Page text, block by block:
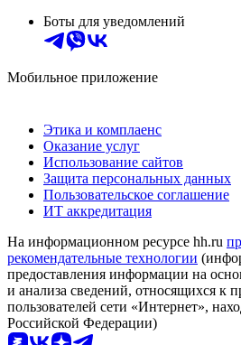
Боты для уведомлений
Мобильное приложение
Этика и комплаенс
Оказание услуг
Использование сайтов
Защита персональных данных
Пользовательское соглашение
ИТ аккредитация
На информационном ресурсе hh.ru
рекомендательные технологии
предоставления информации на
и анализа сведений, относящихся к
пользователей сети «Интернет»,
Российской Федерации)